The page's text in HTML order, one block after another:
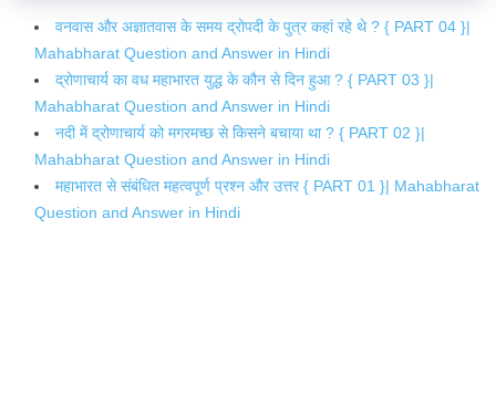
वनवास और अज्ञातवास के समय द्रोपदी के पुत्र कहां रहे थे ? { PART 04 }|
Mahabharat Question and Answer in Hindi
द्रोणाचार्य का वध महाभारत युद्ध के कौन से दिन हुआ ? { PART 03 }|
Mahabharat Question and Answer in Hindi
नदी में द्रोणाचार्य को मगरमच्छ से किसने बचाया था ? { PART 02 }|
Mahabharat Question and Answer in Hindi
महाभारत से संबंधित महत्वपूर्ण प्रश्न और उत्तर { PART 01 }| Mahabharat
Question and Answer in Hindi